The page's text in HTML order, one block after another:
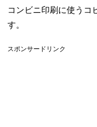
コンビニ印刷に使うコ
す。
スポンサードリンク